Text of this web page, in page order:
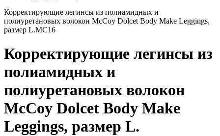
Корректирующие легинсы из полиамидных и
полиуретановых волокон McCoy Dolcet Body Make Leggings,
размер L.MC16
Корректирующие легинсы из
полиамидных и
полиуретановых волокон
McCoy Dolcet Body Make
Leggings, размер L.